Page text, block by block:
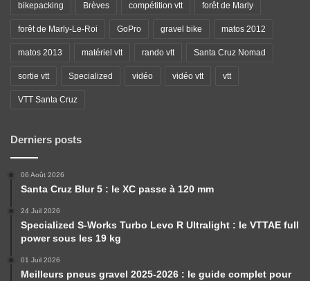
bikepacking Brèves compétition vtt forêt de Marly
forêt de Marly-Le-Roi GoPro gravel bike matos 2012
matos 2013 matériel vtt rando vtt Santa Cruz Nomad
sortie vtt Specialized vidéo vidéo vtt vtt
VTT Santa Cruz
Derniers posts
06 Août 2026
Santa Cruz Blur 5 : le XC passe à 120 mm
24 Juil 2026
Specialized S-Works Turbo Levo R Ultralight : le VTTAE full
power sous les 19 kg
01 Juil 2026
Meilleurs pneus gravel 2025-2026 : le guide complet pour